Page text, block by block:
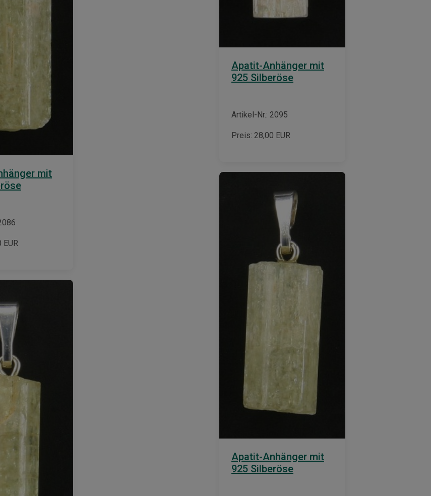
Apatit-Anhänger mit
925 Silberöse
Artikel-Nr.: 2095
Preis: 28,00 EUR
mit
EUR
Apatit-Anhänger mit
925 Silberöse